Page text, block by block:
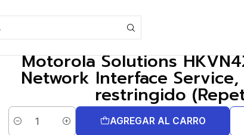
Motorola Solutions
Network Interface
restringido
Cantidad
AGREGAR AL CARRO